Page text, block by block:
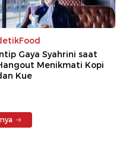
Gaya Syahrini saat
Menikmati Kopi
Kue